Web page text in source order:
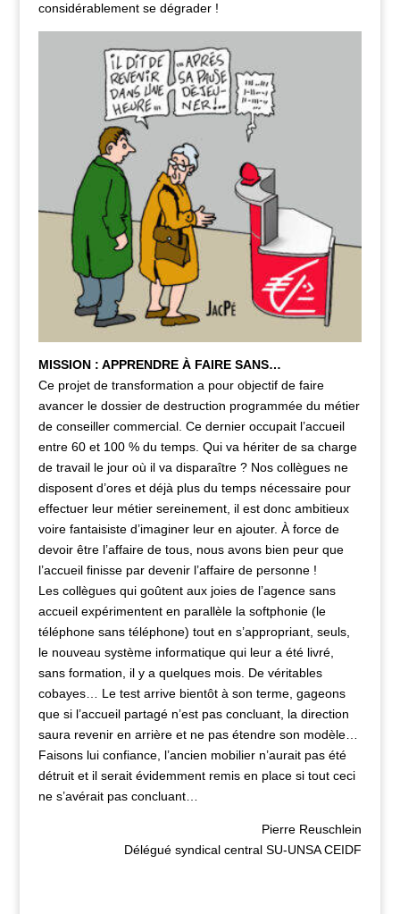
considérablement se dégrader !
MISSION : APPRENDRE À FAIRE SANS…
Ce projet de transformation a pour objectif de faire
avancer le dossier de destruction programmée du métier
de conseiller commercial. Ce dernier occupait l’accueil
entre 60 et 100 % du temps. Qui va hériter de sa charge
de travail le jour où il va disparaître ? Nos collègues ne
disposent d’ores et déjà plus du temps nécessaire pour
effectuer leur métier sereinement, il est donc ambitieux
voire fantaisiste d’imaginer leur en ajouter. À force de
devoir être l’affaire de tous, nous avons bien peur que
l’accueil finisse par devenir l’affaire de personne !
Les collègues qui goûtent aux joies de l’agence sans
accueil expérimentent en parallèle la softphonie (le
téléphone sans téléphone) tout en s’appropriant, seuls,
le nouveau système informatique qui leur a été livré,
sans formation, il y a quelques mois. De véritables
cobayes… Le test arrive bientôt à son terme, gageons
que si l’accueil partagé n’est pas concluant, la direction
saura revenir en arrière et ne pas étendre son modèle…
Faisons lui confiance, l’ancien mobilier n’aurait pas été
détruit et il serait évidemment remis en place si tout ceci
ne s’avérait pas concluant…
Pierre Reuschlein
Délégué syndical central SU-UNSA CEIDF